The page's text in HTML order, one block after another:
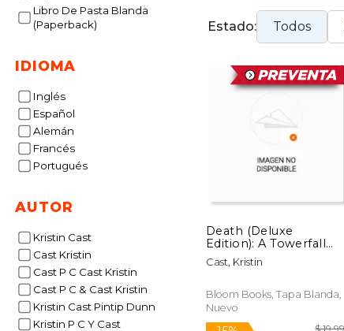
Libro De Pasta Blanda
(Paperback)
IDIOMA
Inglés
Español
Alemán
Francés
Portugués
AUTOR
Kristin Cast
Cast Kristin
Cast P C Cast Kristin
Cast P C & Cast Kristin
Kristin Cast Pintip Dunn
Kristin P C Y Cast
Estado: Todos
Death (Deluxe
Edition): A Towerfall
Novel (en Inglés)
Cast, Kristin
Bloom Books, Tapa Blanda,
Nuevo